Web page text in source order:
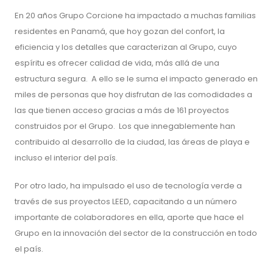
En 20 años Grupo Corcione ha impactado a muchas familias
residentes en Panamá, que hoy gozan del confort, la
eficiencia y los detalles que caracterizan al Grupo, cuyo
espíritu es ofrecer calidad de vida, más allá de una
estructura segura. A ello se le suma el impacto generado en
miles de personas que hoy disfrutan de las comodidades a
las que tienen acceso gracias a más de 161 proyectos
construidos por el Grupo. Los que innegablemente han
contribuido al desarrollo de la ciudad, las áreas de playa e
incluso el interior del país.
Por otro lado, ha impulsado el uso de tecnología verde a
través de sus proyectos LEED, capacitando a un número
importante de colaboradores en ella, aporte que hace el
Grupo en la innovación del sector de la construcción en todo
el país.